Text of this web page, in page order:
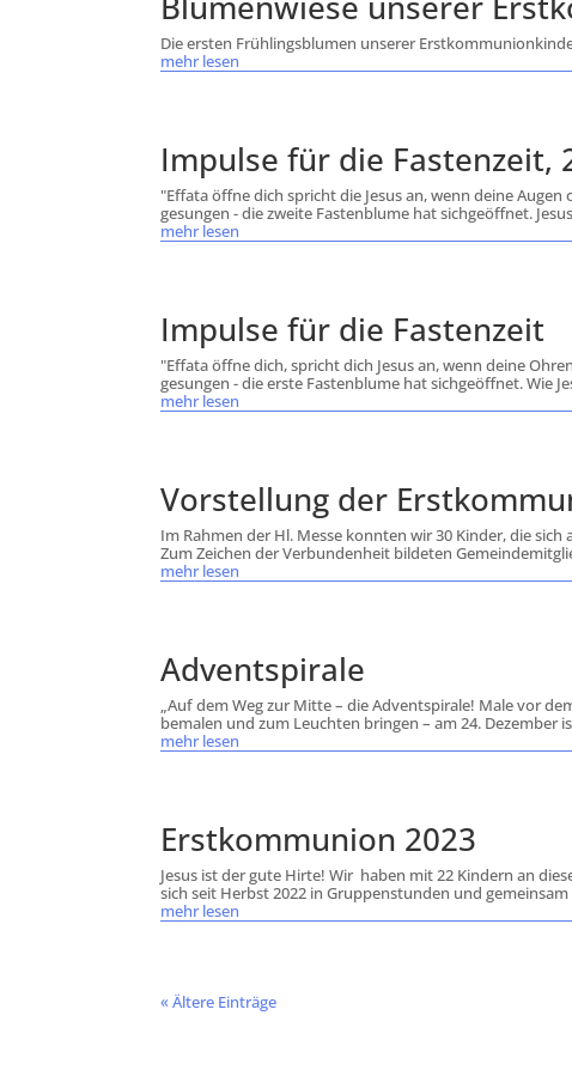
Die ersten Frühlingsblumen unserer
mehr lesen
Impulse für die Fastenzeit,
"Effata öffne dich spricht die Jesus an, wenn deine
gesungen - die zweite Fastenblume hat sichgeöffnet.
mehr lesen
Impulse für die Fastenzeit
"Effata öffne dich, spricht dich Jesus an, wenn deine
gesungen - die erste Fastenblume hat sichgeöffnet. Wie
mehr lesen
Vorstellung der
Im Rahmen der Hl. Messe konnten wir 30 Kinder, die
Zum Zeichen der Verbundenheit bildeten
mehr lesen
Adventspirale
„Auf dem Weg zur Mitte – die Adventspirale! Male vor
bemalen und zum Leuchten bringen – am 24. Dezember
mehr lesen
Erstkommunion 2023
Jesus ist der gute Hirte! Wir haben mit 22 Kindern an
sich seit Herbst 2022 in Gruppenstunden und
mehr lesen
« Ältere Einträge